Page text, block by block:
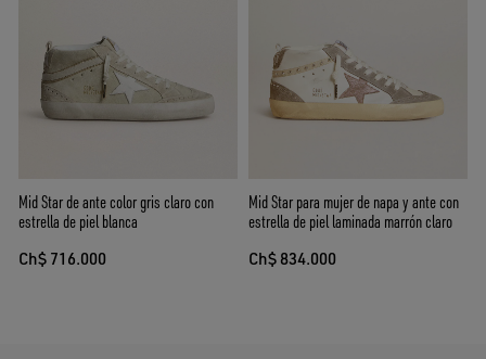
Mid Star de ante color gris claro con
estrella de piel blanca
Ch$ 716.000
Mid Star para mujer de napa y ante con
estrella de piel laminada marrón claro
Ch$ 834.000